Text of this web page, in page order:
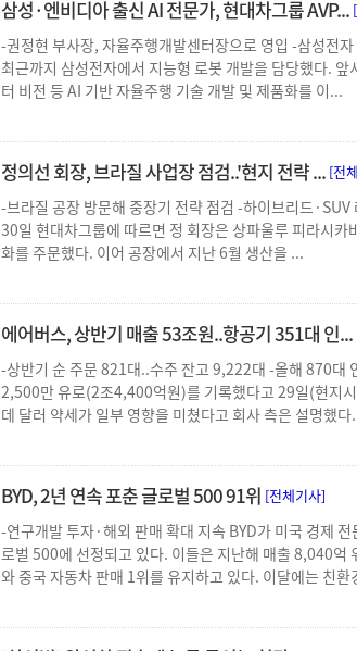
삼성·엔비디아 출신 AI 전문가, 현대차그룹 AVP...
-권정현 부사장, 자율주행개발센터장으로 영입 -삼성전
최근까지 삼성전자에서 지능형 로봇 개발을 담당했다.
터 비전 등 AI 기반 자율주행 기술 개발 및 제품화를 이...
정의선 회장, 브라질 사업장 점검..'현지 전략 ... [전
-브라질 공장 방문해 중장기 전략 점검 -하이브리드
30일 현대차그룹에 따르면 정 회장은 상파울루 피라시
화를 주문했다. 이어 공장에서 지난 6월 생산을 ...
에어버스, 상반기 매출 53조원..항공기 351대 인...
-상반기 순 주문 821대..수주 잔고 9,222대 -올해 870대
2,500만 유로(2조4,400억원)를 기록했다고 29일(현지
데 달러 약세가 일부 영향을 미쳤다고 회사 측은 설명했다
BYD, 2년 연속 포춘 글로벌 500 91위 [전체기사]
-연구개발 투자·해외 판매 확대 지속 BYD가 미국 경제
로벌 500에 선정되고 있다. 이들은 지난해 매출 8,040
와 중국 자동차 판매 1위를 유지하고 있다. 이달에는 친환